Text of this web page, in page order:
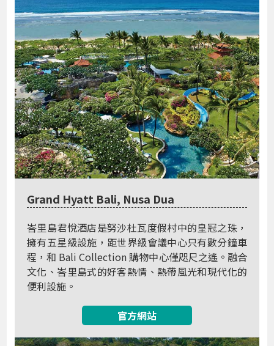
Grand Hyatt Bali, Nusa Dua
峇里島君悅酒店是努沙杜瓦度假村中的皇冠之珠，
擁有五星級設施，距世界級會議中心只有數分鐘車
程，和 Bali Collection 購物中心僅咫尺之遙。融合
文化、峇里島式的好客熱情、熱帶風光和現代化的
便利設施。
官方網站